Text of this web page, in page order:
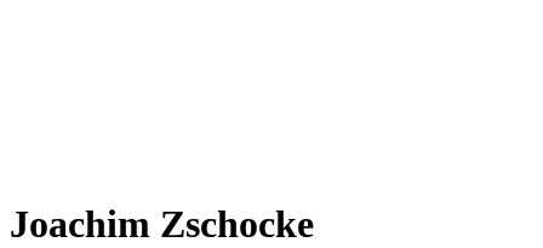
Joachim Zschocke